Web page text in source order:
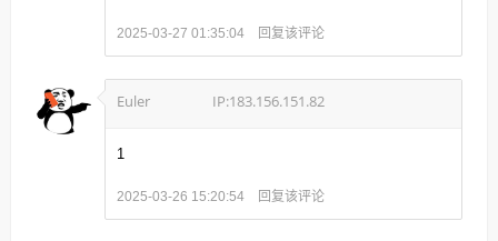
2025-03-27 01:35:04 回复该评论
Euler IP:183.156.151.82
1
2025-03-26 15:20:54 回复该评论